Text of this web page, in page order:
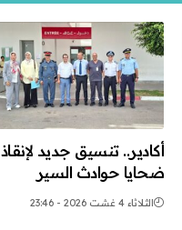
أكادير.. تنسيق جديد لإنقاذ
ضحايا حوادث السير
الثلاثاء 4 غشت 2026 - 23:46